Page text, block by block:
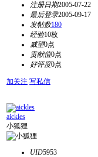
注册日期2005-07-22
最后登录2005-09-17
发帖数180
经验10枚
威望0点
贡献值0点
好评度0点
加关注 写私信
aickles
小狐狸
UID5953